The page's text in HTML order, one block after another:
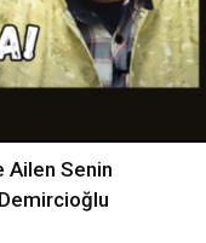
Ailen Senin